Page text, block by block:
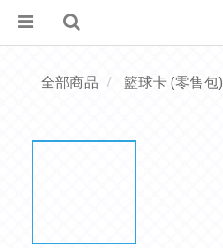
全部商品 籃球卡 (零售包)